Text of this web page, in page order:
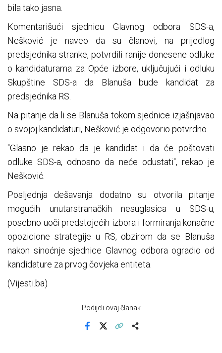
bila tako jasna.
Komentarišući sjednicu Glavnog odbora SDS-a,
Nešković je naveo da su članovi, na prijedlog
predsjednika stranke, potvrdili ranije donesene odluke
o kandidaturama za Opće izbore, uključujući i odluku
Skupštine SDS-a da Blanuša bude kandidat za
predsjednika RS.
Na pitanje da li se Blanuša tokom sjednice izjašnjavao
o svojoj kandidaturi, Nešković je odgovorio potvrdno.
"Glasno je rekao da je kandidat i da će poštovati
odluke SDS-a, odnosno da neće odustati", rekao je
Nešković.
Posljednja dešavanja dodatno su otvorila pitanje
mogućih unutarstranačkih nesuglasica u SDS-u,
posebno uoči predstojećih izbora i formiranja konačne
opozicione strategije u RS, obzirom da se Blanuša
nakon sinoćnje sjednice Glavnog odbora ogradio od
kandidature za prvog čovjeka entiteta.
(Vijesti.ba)
Podijeli ovaj članak